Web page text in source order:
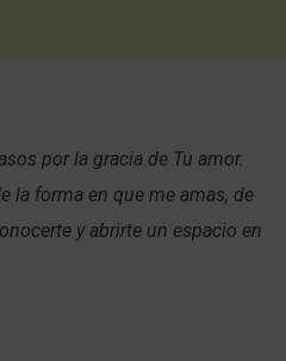
por la gracia de Tu amor.
la forma en que me amas, de
y abrirte un espacio en